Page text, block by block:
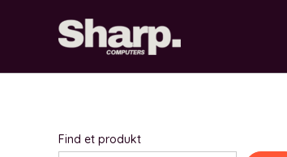
Find et produkt